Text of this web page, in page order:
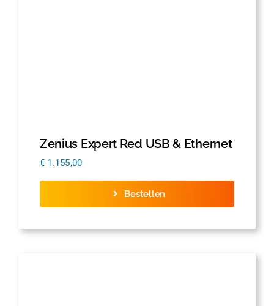
Zenius Expert Red USB & Ethernet
€ 1.155,00
Bestellen